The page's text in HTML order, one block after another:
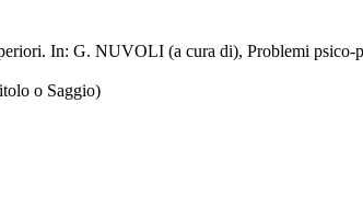
In: G. NUVOLI (a cura di), Problemi
o Saggio)